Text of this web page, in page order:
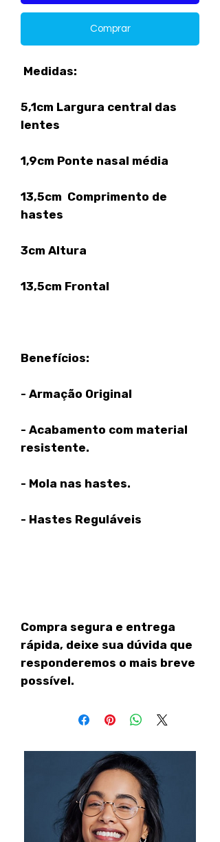
Comprar
Medidas:
5,1cm Largura central das
lentes
1,9cm Ponte nasal média
13,5cm Comprimento de
hastes
3cm Altura
13,5cm Frontal
Benefícios:
- Armação Original
- Acabamento com material
resistente.
- Mola nas hastes.
- Hastes Reguláveis
Compra segura e entrega
rápida, deixe sua dúvida que
responderemos o mais breve
possível.